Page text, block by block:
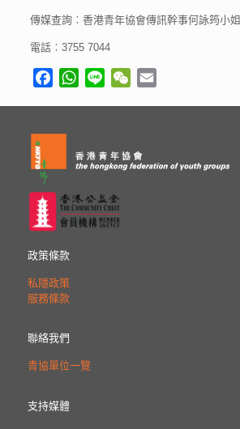
傳媒查詢︰香港青年協會傳訊幹事何詠筠小姐
電話︰3755 7044
FacebookWhatsApp
Line WeChat
政策條款
私隱政策
服務條款
聯絡我們
青協單位一覽
支持媒體